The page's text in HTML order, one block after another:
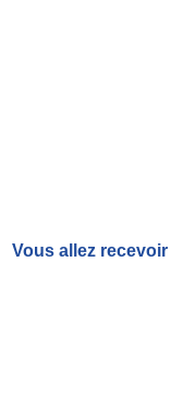
Vous allez recevoir